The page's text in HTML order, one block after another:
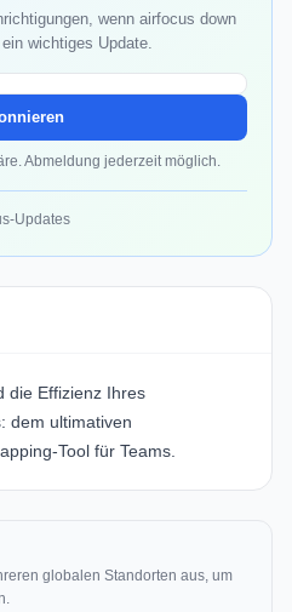
wenn airfocus down
wichtiges Update.
Abmeldung jederzeit möglich.
Updates
die Effizienz Ihres
dem ultimativen
Tool für Teams.
globalen Standorten aus, um